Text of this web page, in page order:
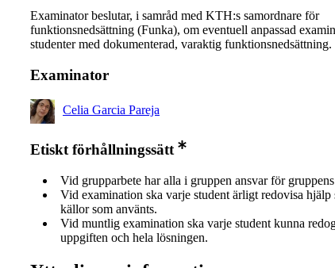
Examinator beslutar, i samråd med KTH:s samordnare för
funktionsnedsättning (Funka), om eventuell anpassad
studenter med dokumenterad, varaktig funktionsnedsättning.
Examinator
Celia Garcia Pareja
Etiskt förhållningssätt
Vid grupparbete har alla i gruppen ansvar för gruppens
Vid examination ska varje student ärligt redovisa hjälp
källor som använts.
Vid muntlig examination ska varje student kunna
uppgiften och hela lösningen.